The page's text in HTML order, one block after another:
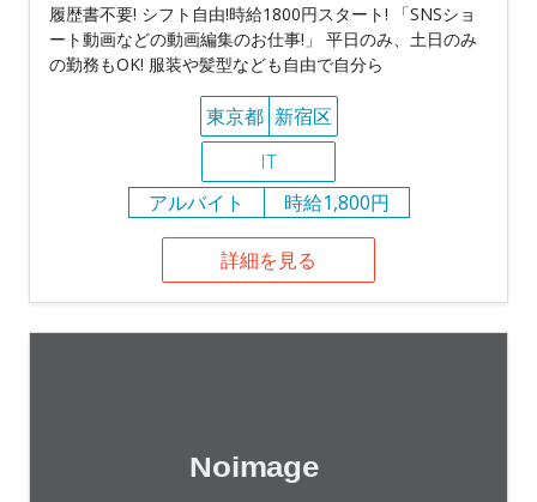
履歴書不要! シフト自由!時給1800円スタート! 「SNSショ
ート動画などの動画編集のお仕事!」 平日のみ、土日のみ
の勤務もOK! 服装や髪型なども自由で自分ら
東京都 新宿区
IT
アルバイト
時給1,800円
詳細を見る